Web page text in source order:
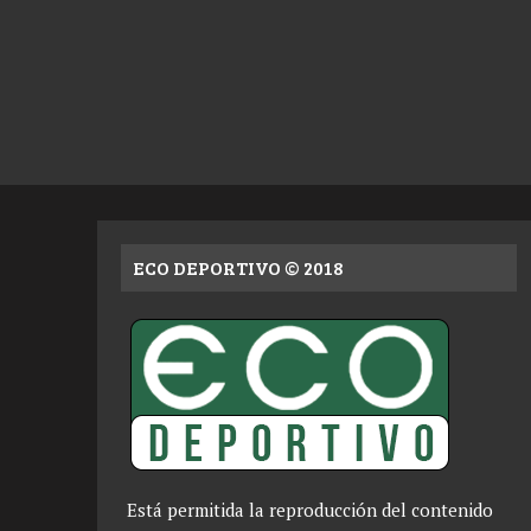
ECO DEPORTIVO © 2018
Está permitida la reproducción del contenido